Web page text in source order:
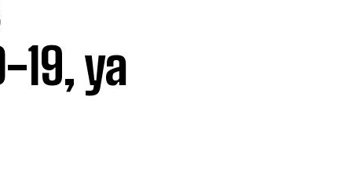
19, ya